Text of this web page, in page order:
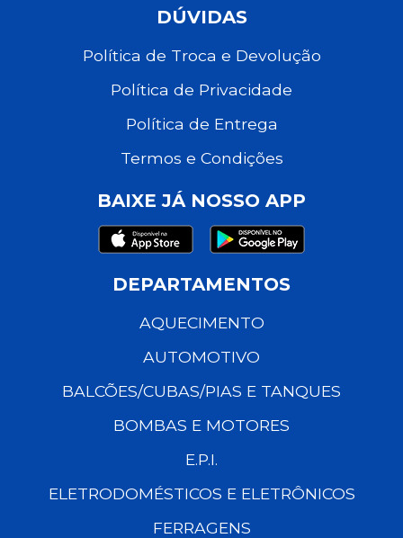
DÚVIDAS
Política de Troca e Devolução
Política de Privacidade
Política de Entrega
Termos e Condições
BAIXE JÁ NOSSO APP
DEPARTAMENTOS
AQUECIMENTO
AUTOMOTIVO
BALCÕES/CUBAS/PIAS E TANQUES
BOMBAS E MOTORES
E.P.I.
ELETRODOMÉSTICOS E ELETRÔNICOS
FERRAGENS